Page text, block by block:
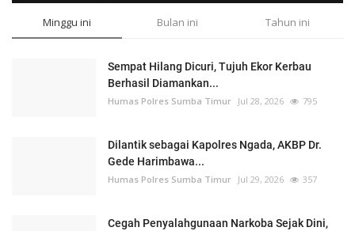
Minggu ini Bulan ini Tahun ini
Sempat Hilang Dicuri, Tujuh Ekor Kerbau
Berhasil Diamankan...
Humas Polres Sumba Timur Jul 28, 2026 795
Dilantik sebagai Kapolres Ngada, AKBP Dr.
Gede Harimbawa...
Humas Polres Sumba Timur Jul 29, 2026 357
Cegah Penyalahgunaan Narkoba Sejak Dini,